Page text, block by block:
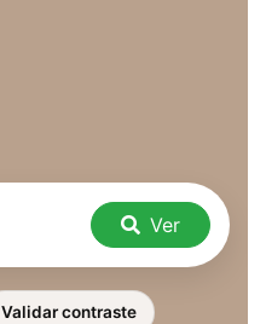
Ver
Validar contraste